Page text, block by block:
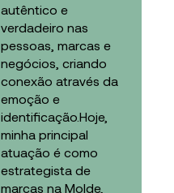
autêntico e
verdadeiro nas
pessoas, marcas e
negócios, criando
conexão através da
emoção e
identificação.Hoje,
minha principal
atuação é como
estrategista de
marcas na Molde,